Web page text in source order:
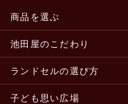
商品を選ぶ
池田屋のこだわり
ランドセルの選び方
子ども思い広場